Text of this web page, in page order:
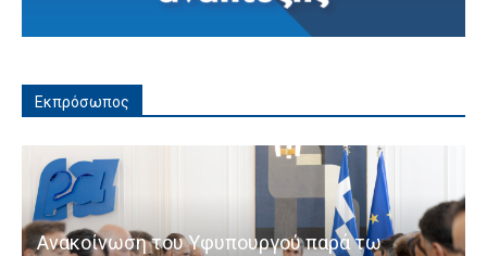
Εκπρόσωπος
Ανακοίνωση του Υφυπουργού παρά τω